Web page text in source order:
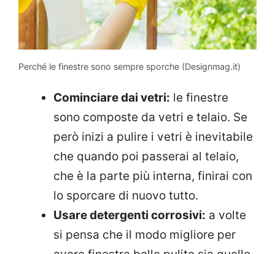
Perché le finestre sono sempre sporche (Designmag.it)
Cominciare dai vetri: le finestre
sono composte da vetri e telaio. Se
però inizi a pulire i vetri è inevitabile
che quando poi passerai al telaio,
che è la parte più interna, finirai con
lo sporcare di nuovo tutto.
Usare detergenti corrosivi: a volte
si pensa che il modo migliore per